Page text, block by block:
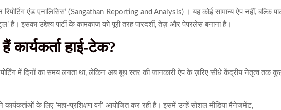
एंड एनालिसिस’ (Sangathan Reporting and Analysis) । यह कोई सामान्य ऐप नहीं, बल्कि
है। इसका उद्देश्य पार्टी के कामकाज को पूरी तरह पारदर्शी, तेज़ और पेपरलेस बनाना है।
हाई-टेक?
में दिनों का समय लगता था, लेकिन अब बूथ स्तर की जानकारी ऐप के ज़रिए सीधे केंद्रीय नेतृत्व तक
कार्यकर्ताओं के लिए ‘महा-प्रशिक्षण वर्ग’ आयोजित कर रही है। इसमें उन्हें सोशल मीडिया मैनेजमेंट,